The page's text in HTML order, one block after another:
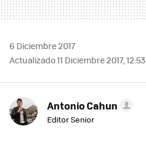
6 Diciembre 2017
Actualizado 11 Diciembre 2017, 12:53
Antonio Cahun
Editor Senior